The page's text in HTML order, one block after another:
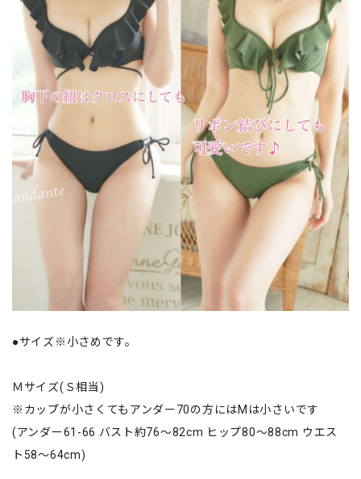
●サイズ※小さめです。
Ｍサイズ(Ｓ相当)
※カップが小さくてもアンダー70の方にはMは小さいです
(アンダー61-66 バスト約76〜82cm ヒップ80〜88cm ウエス
ト58〜64cm)